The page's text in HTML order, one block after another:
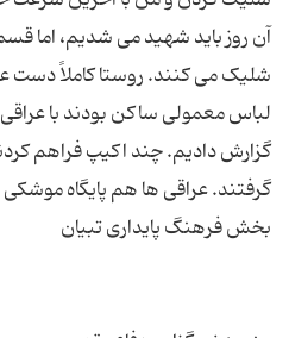
آن روز باید شهید مى‏ شدیم، اما
شلیک مى ‏کنند. روستا کاملاً دست
لباس معمولى ساکن بودند با
گزارش دادیم. چند اکیپ فراهم